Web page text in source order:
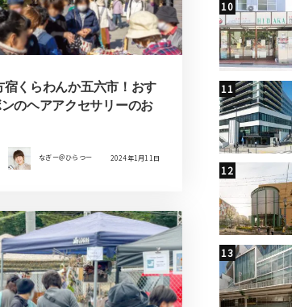
宿くらわんか五六市！おす
のヘアアクセサリーのお
なぎー＠ひらつー 2024年1月11日